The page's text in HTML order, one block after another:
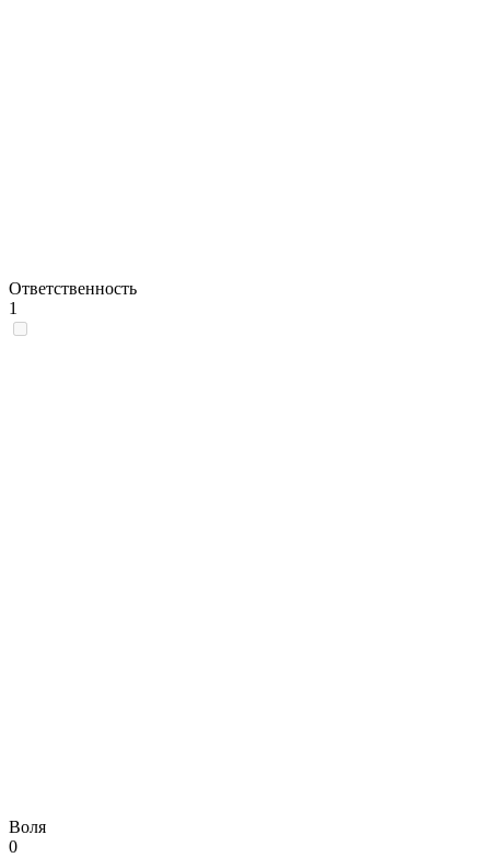
Ответственность
1
Воля
0